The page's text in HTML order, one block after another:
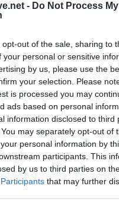
- Do Not Process
opt-out of the sale, sharing to
your personal or sensitive
by us, please use the
your selection. Please
is processed you may
ads based on personal
information disclosed to third
may separately opt-out of
personal information by
participants. This
by us to third parties on
that may further
δύο τραμ στη
2026, 21:11
νεκροί και 13
σε λεωφορείο
ψεκασμός και μέτρα
του Δυτικού Νείλου στην
2026, 19:35